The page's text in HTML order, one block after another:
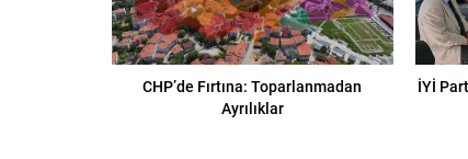
CHP’de Fırtına: Toparlanmadan
Ayrılıklar
İYİ